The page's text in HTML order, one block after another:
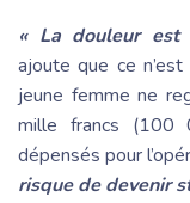
« La douleur est
ajoute que ce
jeune femme ne
mille francs (100
dépensés pour
risque de devenir